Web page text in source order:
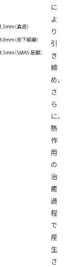
に
よ
り
引
き
締
め、
さ
ら
に、
熱
作
用
の
治
癒
過
程
で
産
生
さ